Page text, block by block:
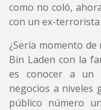
como no coló,
con un ex-terrorista
¿Sería momento
Bin Laden con la
es conocer a un
negocios a niveles
público número